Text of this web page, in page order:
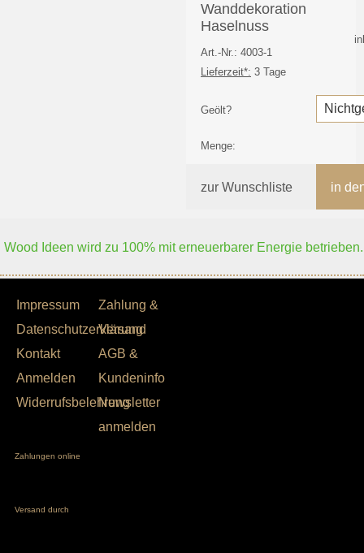
Wanddekoration
Haselnuss
Art.-Nr.: 4003-1
Lieferzeit*: 3 Tage
Geölt?
Menge:
zur Wunschliste in
Wood Ideen wird zu 100% mit erneuerbarer Energie betrieben.
Impressum
Datenschutzerklärung
Kontakt
Anmelden
Widerrufsbelehrung
Zahlung &
Versand
AGB &
Kundeninfo
Newsletter
anmelden
Zahlungen online
Versand durch